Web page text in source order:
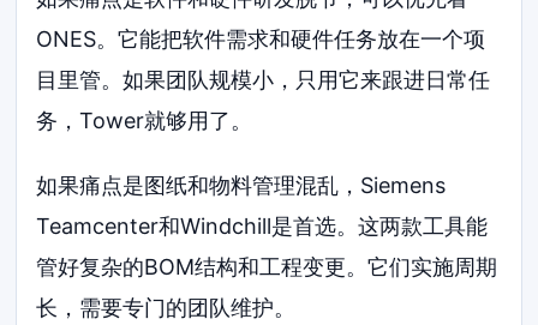
ONES。它能把软件需求和硬件任务放在一个项
目里管。如果团队规模小，只用它来跟进日常任
务，Tower就够用了。
如果痛点是图纸和物料管理混乱，Siemens
Teamcenter和Windchill是首选。这两款工具能
管好复杂的BOM结构和工程变更。它们实施周期
长，需要专门的团队维护。